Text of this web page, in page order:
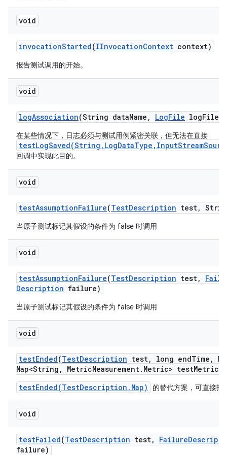
void
invocationStarted(IInvocationContext context)
报告测试调用的开始。
void
logAssociation(String dataName , LogFile logFile)
在某些情况下，日志必须与测试用例紧密关联，但无法在直接
回调中实现此目的。
void
testAssumptionFailure(TestDescription test,
当原子测试标记其假设的条件为 false 时调用
void
testAssumptionFailure(TestDescription test,
Description failure)
当原子测试标记其假设的条件为 false 时调用
void
testEnded(TestDescription test, long endTime ,
Map<String , MetricMeasurement. Metric> testMetrics)
testEnded(TestDescription,Map)
的替代方案，可直接指
void
testFailed(TestDescription test, Failure
failure)